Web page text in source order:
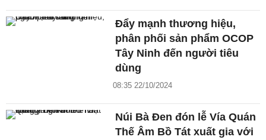
Đẩy mạnh thương hiệu,
phân phối sản phẩm OCOP
Tây Ninh đến người tiêu
dùng
08:35 22/10/2024
Núi Bà Đen đón lễ Vía Quán
Thế Âm Bồ Tát xuất gia với